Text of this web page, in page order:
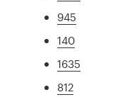
945
140
1635
812